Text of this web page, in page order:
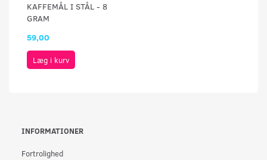
KAFFEMÅL I STÅL - 8
GRAM
59,00
Læg i kurv
INFORMATIONER
Fortrolighed